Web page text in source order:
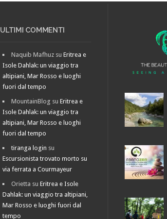
ULTIMI COMMENTI
Naquib Mafhuz suEritrea e
Isole Dahlak: un viaggio tra
altipiani, Mar Rosso e luoghi
fuori dal tempo
MountainBlog suEritrea e
Isole Dahlak: un viaggio tra
altipiani, Mar Rosso e luoghi
fuori dal tempo
tiranga login su
Escursionista trovato morto su
via ferrata a Courmayeur
Orietta suEritrea e Isole
Dahlak: un viaggio tra altipiani,
Mar Rosso e luoghi fuori dal
tempo